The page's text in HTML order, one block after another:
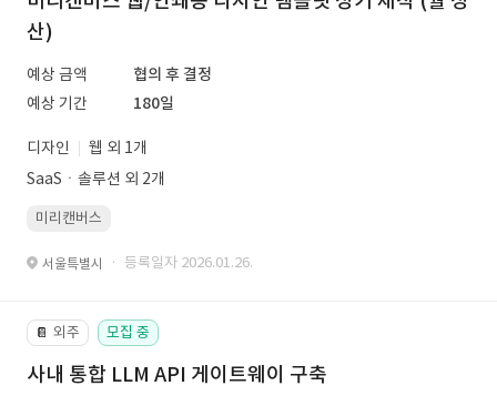
산)
예상 금액
협의 후 결정
예상 기간
180일
디자인
웹 외 1개
SaaSㆍ솔루션 외 2개
미리캔버스
서울특별시 · 등록일자 2026.01.26.
📔 외주 모집 중
사내 통합 LLM API 게이트웨이 구축